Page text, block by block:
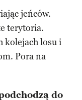
jeńców.
terytoria.
kolejach losu i
Pora na
do